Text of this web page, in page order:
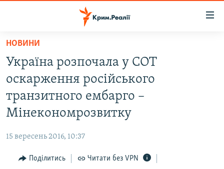
Перейти
основного
матеріалу
Перейти
до
основної
Перейти
пошуку
ВОДА.КРИМ
ВІДЕО ТА ФОТО
ПОЛІТИКА
ПОГЛЯД
ІНТЕРВ'Ю
НОВИНИ
Україна розпочала у СОТ
оскарження російського
транзитного ембарго –
Мінекономрозвитку
15 вересень 2016, 10:37
Поділитись Читати без VPN